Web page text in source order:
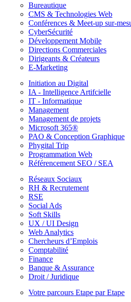
Bureautique
CMS & Technologies Web
Conférences & Meet-up sur-
CyberSécurité
Développement Mobile
Directions Commerciales
Dirigeants & Créateurs
E-Marketing
Initiation au Digital
IA - Intelligence Artifcielle
IT - Informatique
Management
Management de projets
Microsoft 365®
PAO & Conception Graphique
Phygital Trip
Programmation Web
Référencement SEO / SEA
Réseaux Sociaux
RH & Recrutement
RSE
Social Ads
Soft Skills
UX / UI Design
Web Analytics
Chercheurs d’Emplois
Comptabilité
Finance
Banque & Assurance
Droit / Juridique
Votre parcours Etape par Etape